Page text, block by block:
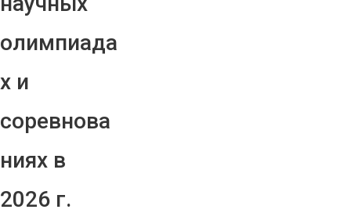
олимпиада
х и
соревнова
ниях в
2026 г.